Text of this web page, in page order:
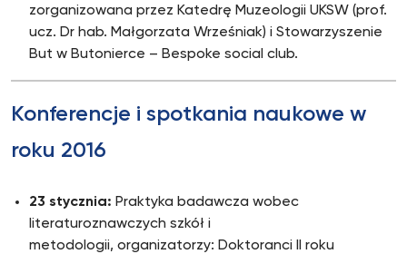
zorganizowana przez Katedrę Muzeologii UKSW (prof.
ucz. Dr hab. Małgorzata Wrześniak) i Stowarzyszenie
But w Butonierce – Bespoke social club.
Konferencje i spotkania naukowe w
roku 2016
23 stycznia: Praktyka badawcza wobec
literaturoznawczych szkół i
metodologii, organizatorzy: Doktoranci II roku